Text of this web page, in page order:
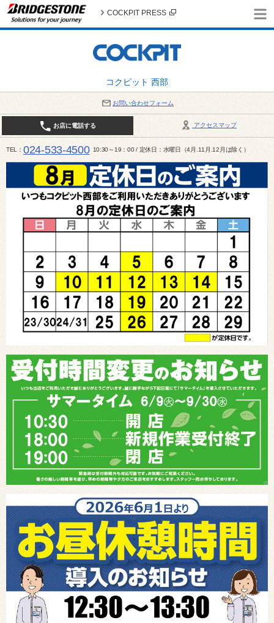
コクピット 西部
COCKPIT PRESS
お問い合わせフォーム
アクセスマップ
お店に電話する
TEL 024-533-4500 10:30～19：00 / 定休日：水曜日（4月.11月.12月